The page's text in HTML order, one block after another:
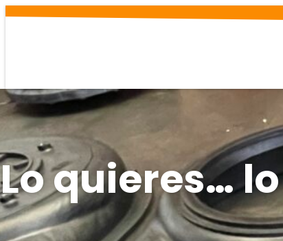
Lo quieres…